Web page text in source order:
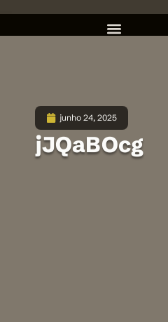
junho 24, 2025
jJQaBOcg